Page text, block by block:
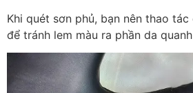
Khi quét sơn phủ, bạn nên thao
để tránh lem màu ra phần da